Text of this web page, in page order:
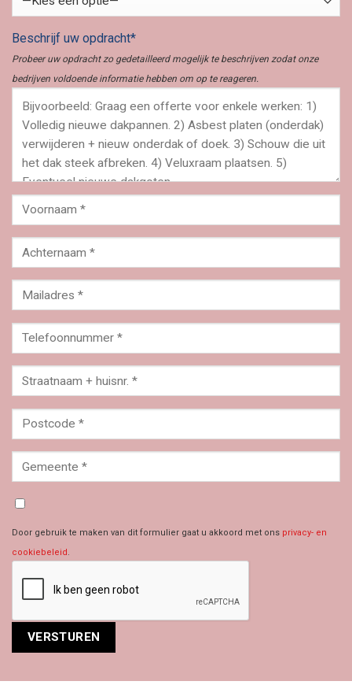
Beschrijf uw opdracht*
Probeer uw opdracht zo gedetailleerd mogelijk te beschrijven zodat onze
bedrijven voldoende informatie hebben om op te reageren.
Door gebruik te maken van dit formulier gaat u akkoord met ons privacy- en
cookiebeleid